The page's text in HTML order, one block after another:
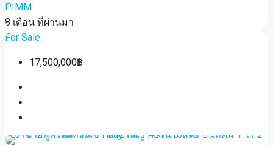
PIMM
8 เดือน ที่ผ่านมา
For Sale
17,500,000฿